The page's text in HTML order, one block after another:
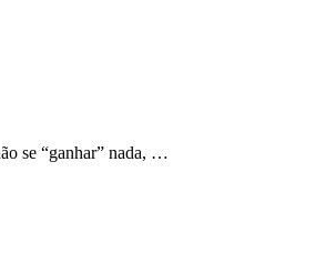
se “ganhar” nada, …